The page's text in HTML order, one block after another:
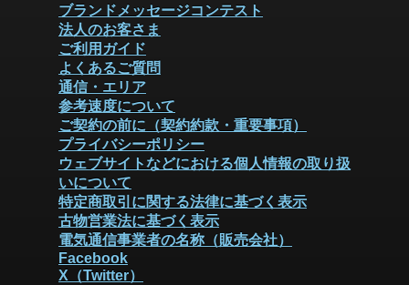
ブランドメッセージコンテスト
法人のお客さま
ご利用ガイド
よくあるご質問
通信・エリア
参考速度について
ご契約の前に（契約約款・重要事項）
プライバシーポリシー
ウェブサイトなどにおける個人情報の取り扱
いについて
特定商取引に関する法律に基づく表示
古物営業法に基づく表示
電気通信事業者の名称（販売会社）
Facebook
X（Twitter）